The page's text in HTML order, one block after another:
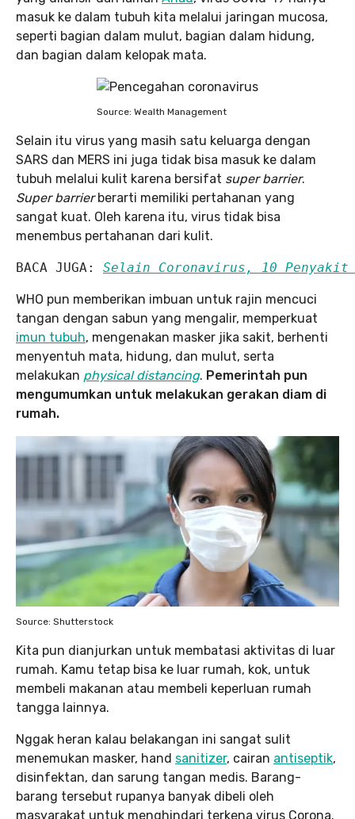
masuk ke dalam tubuh kita melalui jaringan mucosa,
seperti bagian dalam mulut, bagian dalam hidung,
dan bagian dalam kelopak mata.
Source: Wealth Management
Selain itu virus yang masih satu keluarga dengan
SARS dan MERS ini juga tidak bisa masuk ke dalam
tubuh melalui kulit karena bersifat super barrier.
Super barrierberarti memiliki pertahanan yang
sangat kuat. Oleh karena itu, virus tidak bisa
menembus pertahanan dari kulit.
BACA JUGA: Selain Coronavirus, 10
WHO pun memberikan imbuan untuk rajin mencuci
tangan dengan sabun yang mengalir, memperkuat
imun tubuh, mengenakan masker jika sakit, berhenti
menyentuh mata, hidung, dan mulut, serta
melakukan physical distancing. Pemerintah pun
mengumumkan untuk melakukan gerakan diam di
rumah.
Source: Shutterstock
Kita pun dianjurkan untuk membatasi aktivitas di luar
rumah. Kamu tetap bisa ke luar rumah, kok, untuk
membeli makanan atau membeli keperluan rumah
tangga lainnya.
Nggak heran kalau belakangan ini sangat sulit
menemukan masker, hand sanitizer, cairan antiseptik,
disinfektan, dan sarung tangan medis. Barang-
barang tersebut rupanya banyak dibeli oleh
masyarakat untuk menghindari terkena virus Corona.